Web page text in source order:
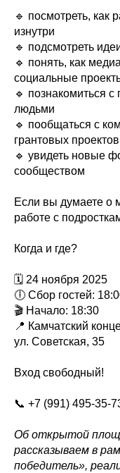
🔹 посмотреть, как
изнутри
🔹 подсмотреть
🔹 понять, как
социальные
🔹 познакомиться
людьми
🔹 пообщаться с
грантовых проектов
🔹 увидеть новые
сообществом
Если вы думаете о
работе с
Когда и где?
🗓 24 ноября 2025
🕕 Сбор гостей:
🎬 Начало: 18:30
📍 Камчатский
ул. Советская, 35
Вход свободный!
📞 +7 (991) 495-35-
Об открытой
рассказываем в
победитель»,